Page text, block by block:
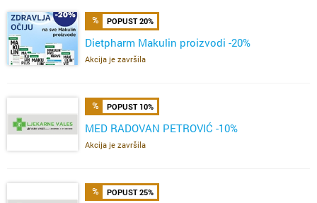
POPUST 20%
Dietpharm Makulin proizvodi -20%
Akcija je završila
POPUST 10%
MED RADOVAN PETROVIĆ -10%
Akcija je završila
POPUST 25%